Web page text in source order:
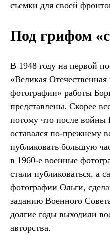
съемки для своей
Под грифом
В 1948 году на первой
«Великая
фотографии» работы
представлены. Скорее
потому что после войны
оставался по-прежнему
публиковать большую
в 1960-е военные
стали публиковаться, а
фотографии Ольги,
заданию Военного
долгие годы выходили
авторства.